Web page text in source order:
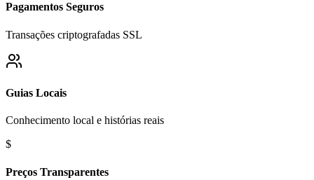
Pagamentos Seguros
Transações criptografadas SSL
Guias Locais
Conhecimento local e histórias reais
$
Preços Transparentes